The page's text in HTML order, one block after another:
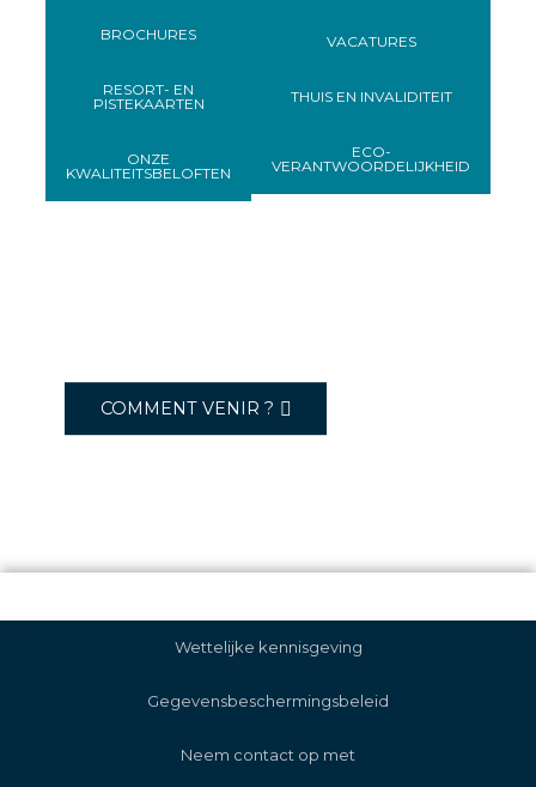
BROCHURES
RESORT- EN
PISTEKAARTEN
ONZE
KWALITEITSBELOFTEN
VACATURES
THUIS EN INVALIDITEIT
ECO-
VERANTWOORDELIJKHEID
COMMENT VENIR ?
Wettelijke kennisgeving
Gegevensbeschermingsbeleid
Neem contact op met